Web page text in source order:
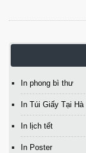
In phong bì thư
In Túi Giấy Tại
In lịch tết
In Poster